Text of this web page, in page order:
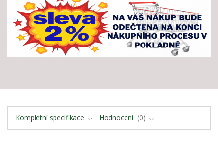
Kompletní specifikace Hodnocení 0